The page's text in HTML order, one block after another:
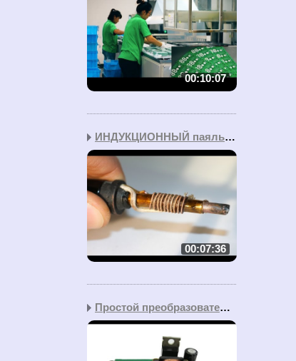
00:10:07
ИНДУКЦИОННЫЙ паяльник с...
00:07:36
Простой преобразователь...